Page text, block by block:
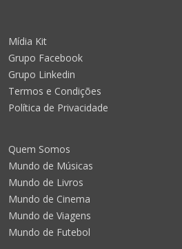
Mídia Kit
Grupo Facebook
Grupo Linkedin
Termos e Condições
Política de Privacidade
Quem Somos
Mundo de Músicas
Mundo de Livros
Mundo de Cinema
Mundo de Viagens
Mundo de Futebol